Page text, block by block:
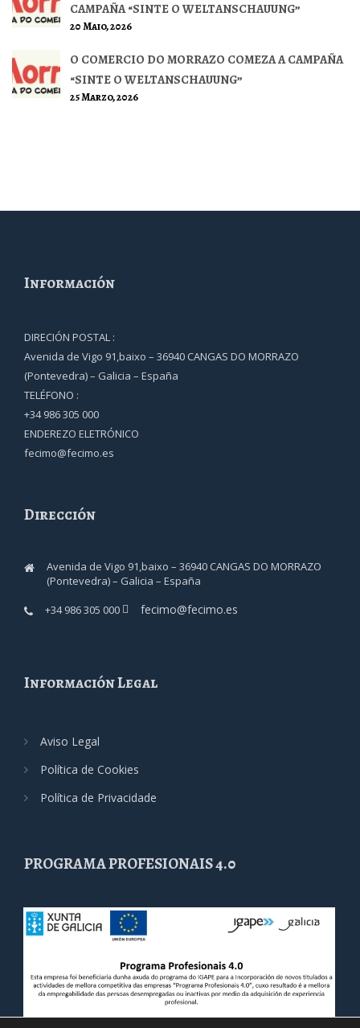
CAMPAÑA “SINTE O WELTANSCHAUUNG”
20 Maio, 2026
O COMERCIO DO MORRAZO COMEZA A CAMPAÑA
“SINTE O WELTANSCHAUUNG”
25 Marzo, 2026
Información
DIRECIÓN POSTAL :
Avenida de Vigo 91,baixo – 36940 CANGAS DO MORRAZO
(Pontevedra) – Galicia – España
TELÉFONO :
+34 986 305 000
ENDEREZO ELETRÓNICO
fecimo@fecimo.es
Dirección
Avenida de Vigo 91,baixo – 36940 CANGAS DO MORRAZO
(Pontevedra) – Galicia – España
+34 986 305 000
fecimo@fecimo.es
Información Legal
Aviso Legal
Política de Cookies
Política de Privacidade
PROGRAMA PROFESIONAIS 4.0